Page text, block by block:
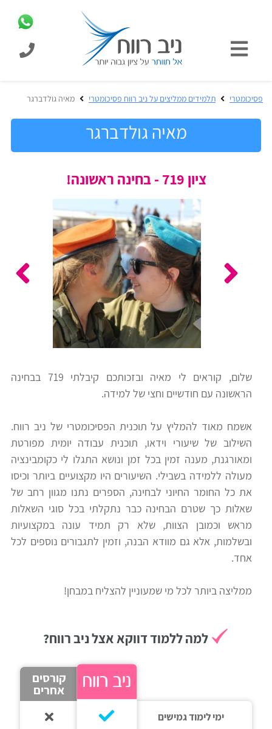
כניסת
תלמידים
מידע
קורסי
פסיכומטרי
תלמידים
ממליצים
המוצרים
מבית
רווח
הכנה
לצה"ל
וחטיבות
ביניים
הכנה
למבחני
מיון
לעבודה
ניב
רווח
לימודים
פסיכומטרי תלמידים ממליצים על ניב רווח פסיכומטרי מאיה גולדברגר
מאיה גולדברגר
ציון 719 - בחינה ראשונה!
שלום, קוראים לי מאיה ובזכותכם קיבלתי 719 בבחינה
הראשונה עם חודשיים וחצי של למידה.
אשמח מאוד להמליץ על תוכנית הפסיכומטרי של ניב רווח.
השילוב של שיעורי וידאו, תוכנית עבודה יומית מפורטת
ומאורגנת, מענה זמין בכל זמן ונושא התגלו לי כקומבינציה
מעולה ללמידה בשבילי. השיעורים היו מקצועיים ביותר וכיסו
את כל החומר החיוני לבחינה, הספרים נתנו מגוון רחב של
שאלות כך שטרם הבחינה כבר נתקלתי בכל סוגי השאלות
מראש וכמובן הצוות, שלא רק תמיד עונה במקצועיות
ובשלמות, אלא גם מוודא הבנה, וזמין לתגבורים נוספים לכל
אחד.
ממליצה ביותר לכל מי שמעוניין להצליח במבחן!
למה ללמוד דווקא אצל ניב רווח?
ימי לימוד גמישים
קורסים
אחרים